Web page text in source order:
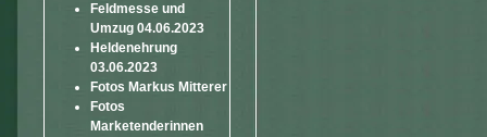
Feldmesse und
Umzug 04.06.2023
Heldenehrung
03.06.2023
Fotos Markus Mitterer
Fotos
Marketenderinnen